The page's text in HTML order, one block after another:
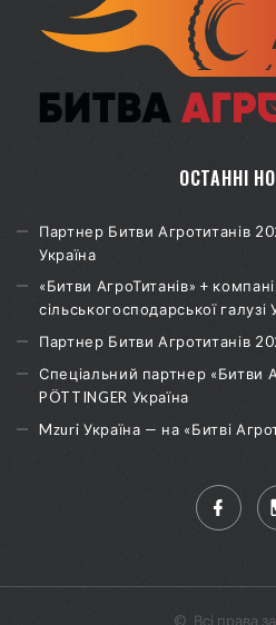
ОСТАННІ
Партнер Битви Агротитанів
Україна
«Битви АгроТитанів» +
сільськогосподарської галузі
Партнер Битви Агротитанів
Спеціальний партнер «Битви
PÖTTINGER Україна
Mzuri Україна — на «Битві
© Всі права